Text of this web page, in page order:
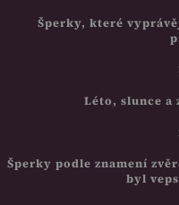
Šperky, které
Léto, slunce a
Šperky podle znamení
byl